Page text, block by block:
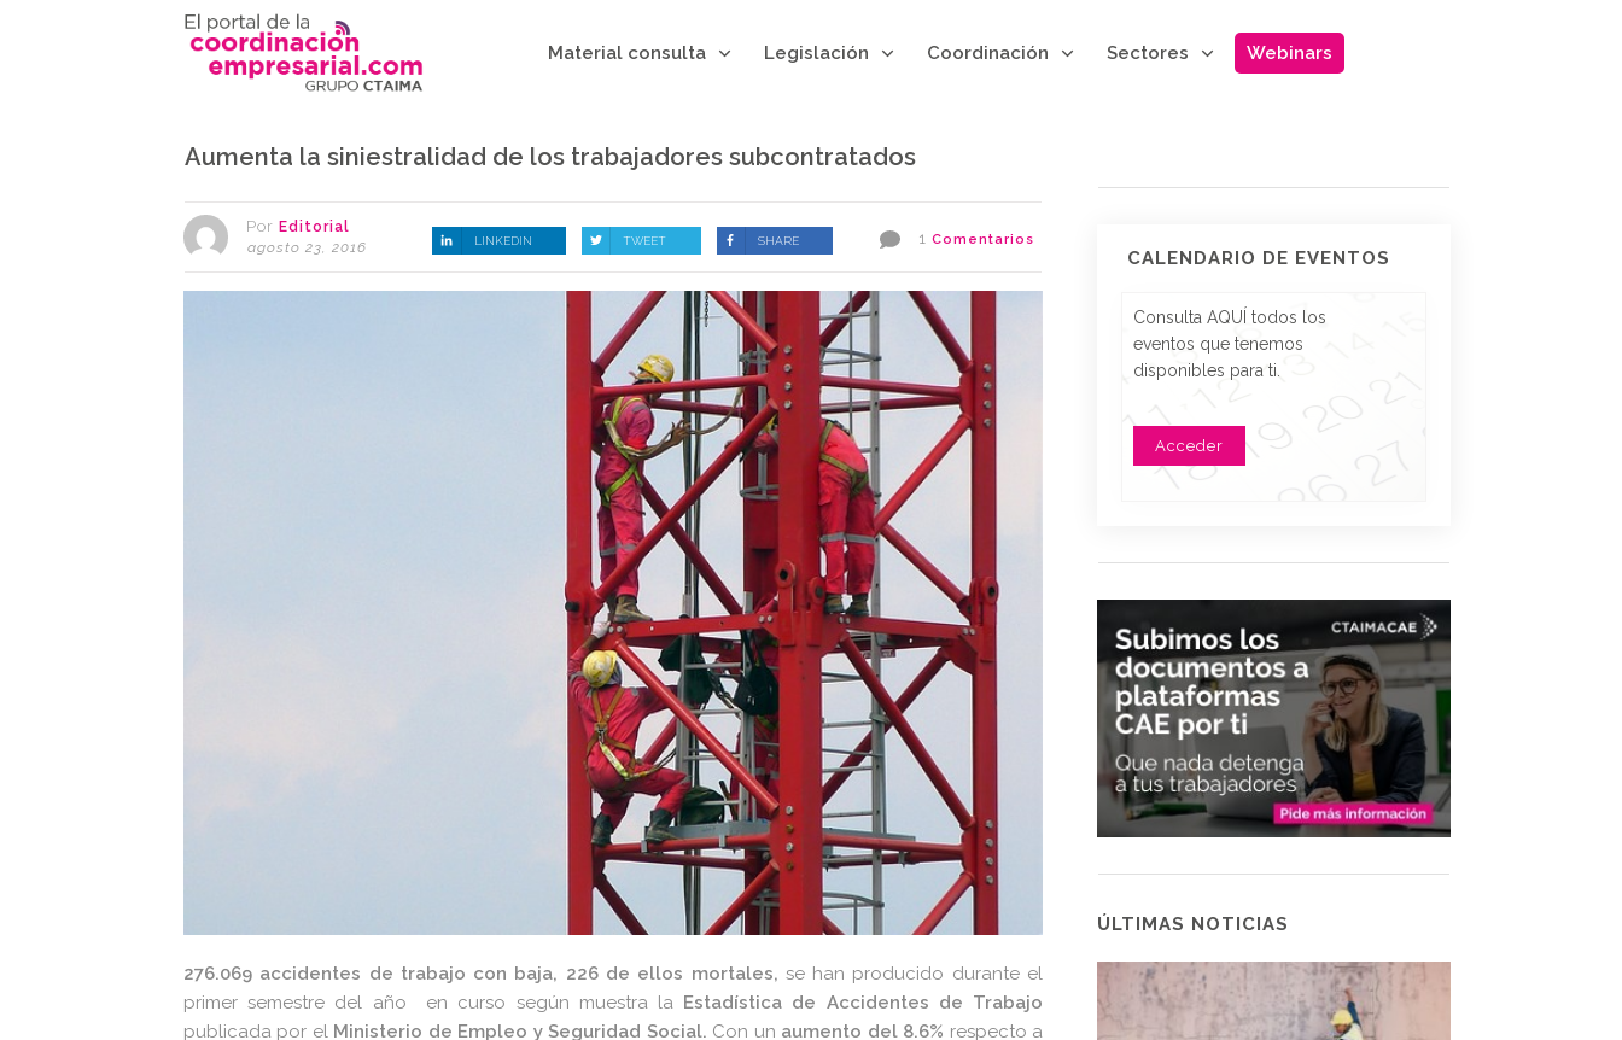
Material consulta Legislación Coordinación Sectores Webinars
Aumenta la siniestralidad de los trabajadores subcontratados
Por Editorial
agosto 23, 2016
LINKEDIN TWEET SHARE 1 Comentarios
276.069 accidentes de trabajo con baja, 226 de ellos mortales, se han producido durante el
primer semestre del año en curso según muestra la Estadística de Accidentes de Trabajo
publicada por el Ministerio de Empleo y Seguridad Social. Con un aumento del 8.6% respecto a
CALENDARIO DE EVENTOS
Consulta AQUÍ todos los
eventos que tenemos
disponibles para ti.
Acceder
ÚLTIMAS NOTICIAS